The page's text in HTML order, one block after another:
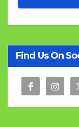
Find Us On